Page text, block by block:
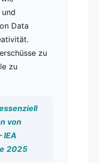
Data
zu
zu
von
IEA
2025